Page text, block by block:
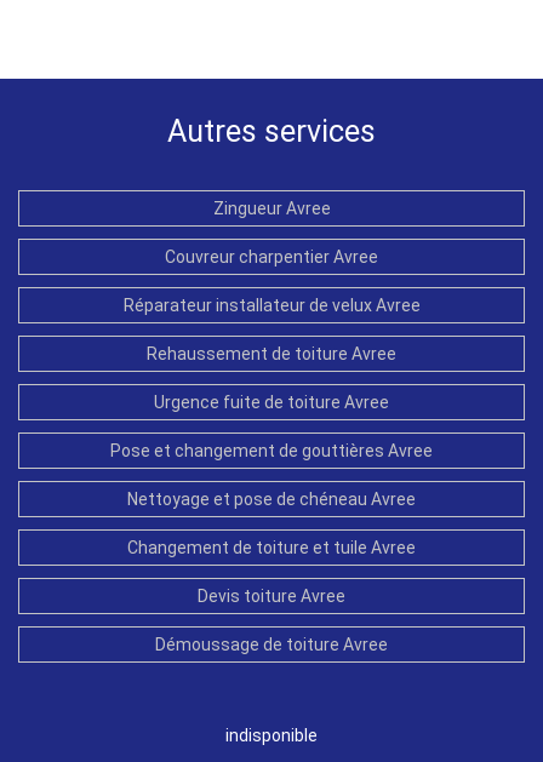
Autres services
Zingueur Avree
Couvreur charpentier Avree
Réparateur installateur de velux Avree
Rehaussement de toiture Avree
Urgence fuite de toiture Avree
Pose et changement de gouttières Avree
Nettoyage et pose de chéneau Avree
Changement de toiture et tuile Avree
Devis toiture Avree
Démoussage de toiture Avree
indisponible